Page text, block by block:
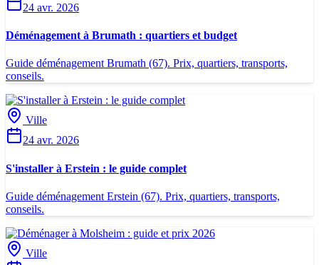
24 avr. 2026
Déménagement à Brumath : quartiers et budget
Guide déménagement Brumath (67). Prix, quartiers, transports,
conseils.
Ville
24 avr. 2026
S'installer à Erstein : le guide complet
Guide déménagement Erstein (67). Prix, quartiers, transports,
conseils.
Ville